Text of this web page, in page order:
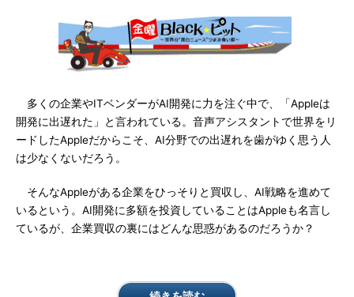
多くの企業やITベンダーがAI開発に力を注ぐ中で、「Appleは
開発に出遅れた」と言われている。音声アシスタントで世界をリ
ードしたAppleだからこそ、AI分野での出遅れを歯がゆく思う人
は少なくないだろう。
そんなAppleがある企業をひっそりと買収し、AI戦略を進めて
いるという。AI開発に多額を投資していることはAppleも名言し
ているが、企業買収の裏にはどんな思惑があるのだろうか？